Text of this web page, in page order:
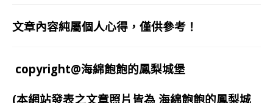
文章內容純屬個人心得，僅供參考！
copyright@海綿飽飽的鳳梨城堡
(本網站發表之文章照片皆為 海綿飽飽的鳳梨城